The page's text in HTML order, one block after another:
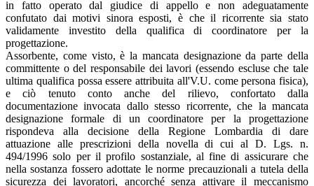
in fatto operato dal giudice di appello e non adeguatamente
confutato dai motivi sinora esposti, è che il ricorrente sia stato
validamente investito della qualifica di coordinatore per la
progettazione.
Assorbente, come visto, è la mancata designazione da parte della
committente o del responsabile dei lavori (essendo escluse che tale
ultima qualifica possa essere attribuita all'V.U. come persona fisica),
e ciò tenuto conto anche del rilievo, confortato dalla
documentazione invocata dallo stesso ricorrente, che la mancata
designazione formale di un coordinatore per la progettazione
rispondeva alla decisione della Regione Lombardia di dare
attuazione alle prescrizioni della novella di cui al D. Lgs. n.
494/1996 solo per il profilo sostanziale, al fine di assicurare che
nella sostanza fossero adottate le norme precauzionali a tutela della
sicurezza dei lavoratori, ancorché senza attivare il meccanismo